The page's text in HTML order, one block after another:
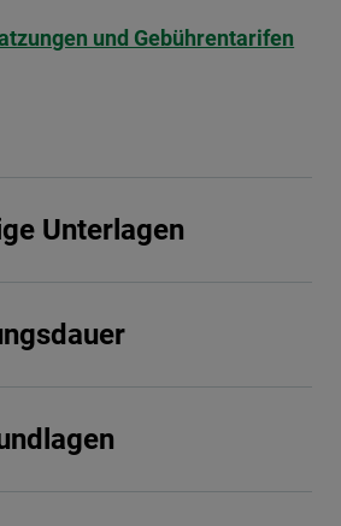
und Gebührentarifen
Unterlagen